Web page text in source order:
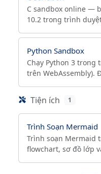
C sandbox online —
10.2 trong trình
đặt.
Python Sandbox
Chạy Python 3 trong
trên WebAssembly).
Tiện ích 1
Trình Soạn Mermaid
Trình soạn Mermaid
flowchart, sơ đồ lớp